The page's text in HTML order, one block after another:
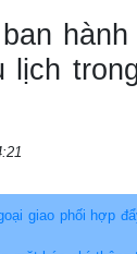
lịch
giao phối hợp